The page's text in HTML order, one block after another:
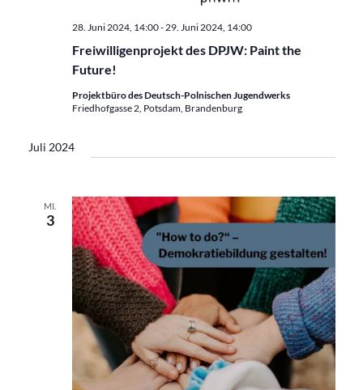
Freiwilligenprojekt des DPJW: Paint the
Future!
28. Juni 2024, 14:00-29. Juni 2024, 14:00
Projektbüro des Deutsch-Polnischen Jugendwerks
Friedhofgasse 2, Potsdam, Brandenburg
Juli 2024
MI.
3